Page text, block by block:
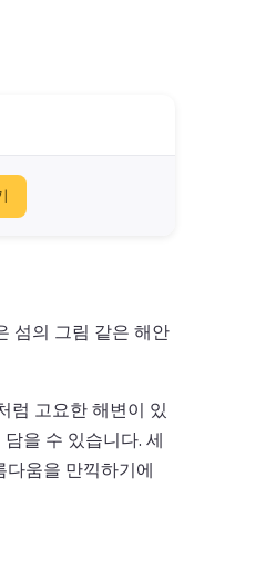
섬의 그림 같은 해안
럼 고요한 해변이 있
을 수 있습니다. 세
움을 만끽하기에